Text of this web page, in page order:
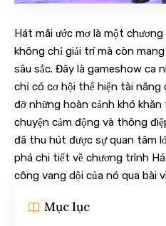
Hát mãi ước mơ là một
không chỉ giải trí mà còn
sâu sắc. Đây là gameshow ca
chỉ có cơ hội thể hiện tài
đỡ những hoàn cảnh khó
chuyện cảm động và thông
đã thu hút được sự quan tâm
phá chi tiết về chương trình
công vang dội của nó qua bài
Mục lục